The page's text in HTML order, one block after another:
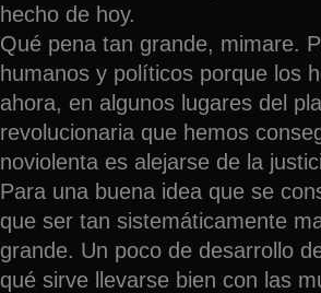
hecho de hoy.
Qué pena tan grande, mimare.
humanos y políticos porque los
ahora, en algunos lugares del
revolucionaria que hemos
noviolenta es alejarse de la
Para una buena idea que se
que ser tan sistemáticamente
grande. Un poco de desarrollo
qué sirve llevarse bien con las